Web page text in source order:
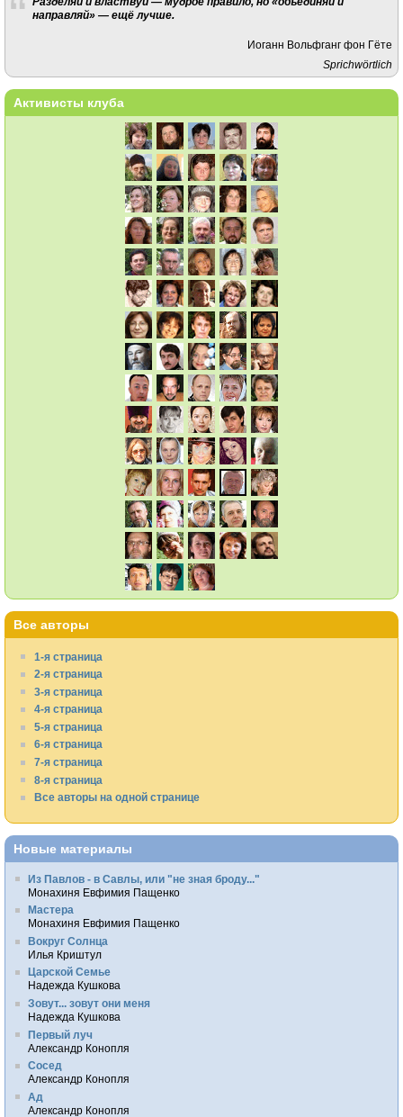
направляй» — ещё лучше.
Иоганн Вольфганг фон Гёте
Sprichwörtlich
Активисты клуба
Все авторы
1-я страница
2-я страница
3-я страница
4-я страница
5-я страница
6-я страница
7-я страница
8-я страница
Все авторы на одной странице
Новые материалы
Из Павлов - в Савлы, или "не зная броду..."
Монахиня Евфимия Пащенко
Мастера
Монахиня Евфимия Пащенко
Вокруг Солнца
Илья Криштул
Царской Семье
Надежда Кушкова
Зовут... зовут они меня
Надежда Кушкова
Первый луч
Александр Конопля
Сосед
Александр Конопля
Ад
Александр Конопля